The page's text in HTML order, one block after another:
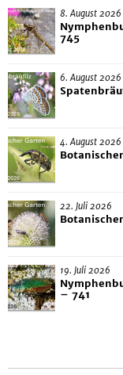
8. August 2026
745
6. August 2026
4. August 2026
22. Juli 2026
19. Juli 2026
– 741